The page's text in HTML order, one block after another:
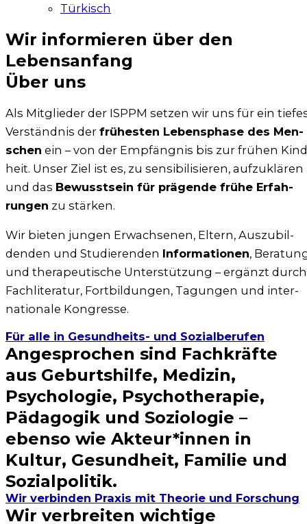
Türkisch
Wir informieren über den
Lebensanfang
Über uns
Als Mit­glie­der der ISPPM set­zen wir uns für ein
Ver­ständ­nis der frü­hes­ten Lebens­pha­se des Men­
schen ein – von der Emp­fäng­nis bis zur frü­hen
heit. Unser Ziel ist es, zu sen­si­bi­li­sie­ren, auf­zu­klä­ren
und das Bewusst­sein für prä­gen­de frü­he Erfah­
run­gen zu stär­ken.
Wir bie­ten jun­gen Erwach­se­nen, Eltern, Aus­zu­bil­
den­den und Stu­die­ren­den Infor­ma­tio­nen,
und the­ra­peu­ti­sche Unter­stüt­zung – ergänzt durch
Fach­li­te­ra­tur, Fort­bil­dun­gen, Tagun­gen und inter­
na­tio­na­le Kon­gres­se.
Für alle in Gesundheits- und Sozialberufen
Angesprochen sind Fachkräfte
aus Geburtshilfe, Medizin,
Psychologie, Psychotherapie,
Pädagogik und Soziologie –
ebenso wie Akteur*innen in
Kultur, Gesundheit, Familie und
Sozialpolitik.
Wir verbinden Praxis mit Theorie und Forschung
Wir verbreiten wichtige